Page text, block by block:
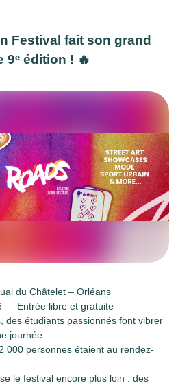
Festival fait son grand
9ᵉ édition ! 🔥
du Châtelet – Orléans
— Entrée libre et gratuite
des étudiants passionnés font vibrer
journée.
000 personnes étaient au rendez-
le festival encore plus loin : des